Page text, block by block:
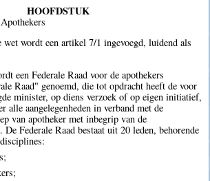
HOOFDSTUK
wet wordt een artikel 7/1 ingevoegd, luidend als
een Federale Raad voor de apothekers
Raad" genoemd, die tot opdracht heeft de voor
minister, op diens verzoek of op eigen initiatief,
alle aangelegenheden in verband met de
van apotheker met inbegrip van de
Federale Raad bestaat uit 20 leden, behorende